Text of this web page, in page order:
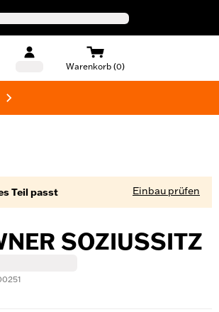
Warenkorb (0)
Teil passt Einbau prüfen
SOZIUSSITZ